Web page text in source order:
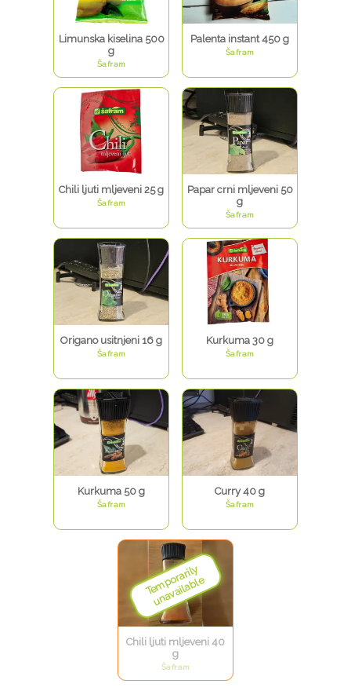
Limunska kiselina 500
g
Šafram
Palenta instant 450 g
Šafram
Chili ljuti mljeveni 25 g
Šafram
Papar crni mljeveni 50
g
Šafram
Origano usitnjeni 16 g
Šafram
Kurkuma 30 g
Šafram
Kurkuma 50 g
Šafram
Curry 40 g
Šafram
Chili ljuti mljeveni 40
g
Šafram